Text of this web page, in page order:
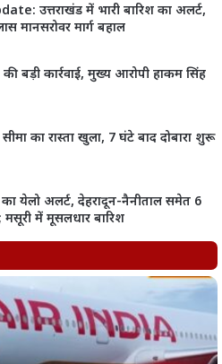
उत्तराखंड में भारी बारिश का अलर्ट,
मानसरोवर मार्ग बहाल
बड़ी कार्रवाई, मुख्य आरोपी हाकम सिंह
का रास्ता खुला, 7 घंटे बाद दोबारा शुरू
येलो अलर्ट, देहरादून-नैनीताल समेत 6
में मूसलधार बारिश